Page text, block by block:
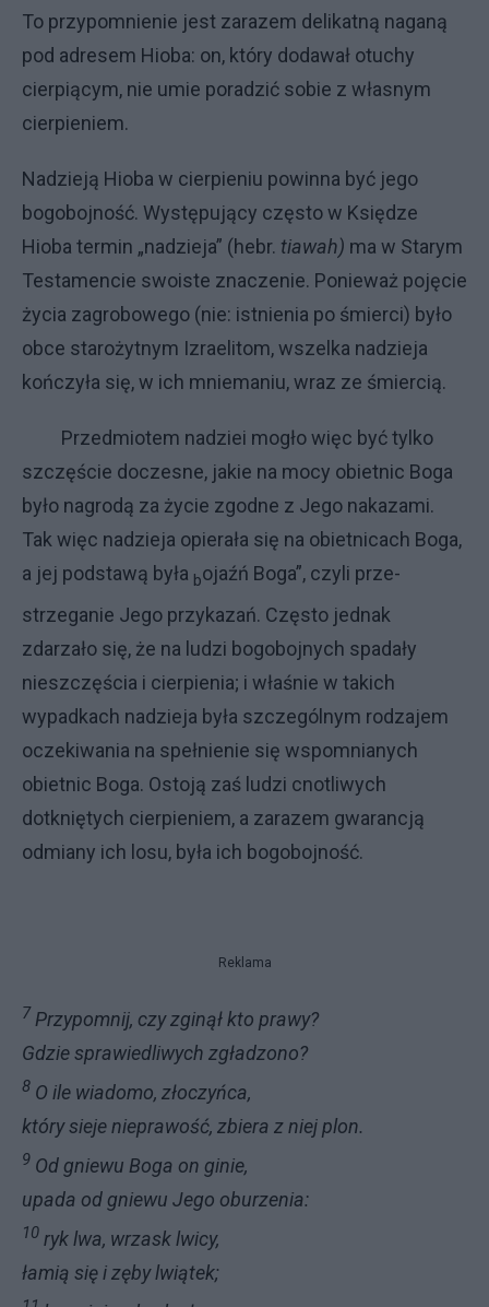
To przypom­nienie jest zarazem delikatną naganą
pod adresem Hioba: on, który dodawał otuchy
cierpiącym, nie umie poradzić sobie z własnym
cierpieniem.
Nadzieją Hioba w cierpieniu po­winna być jego
bogobojność. Wystę­pujący często w Księdze
Hioba termin „nadzieja” (hebr. tiawah) ma w Sta­rym
Testamencie swoiste znaczenie. Ponieważ pojęcie
życia zagrobowego (nie: istnienia po śmierci) było
obce starożytnym Izraelitom, wszelka na­dzieja
kończyła się, w ich mniemaniu, wraz ze śmiercią.
Przedmiotem na­dziei mogło więc być tylko
szczęście doczesne, jakie na mocy obietnic Boga
było nagrodą za życie zgodne z Jego nakazami.
Tak więc nadzieja opiera­ła się na obietnicach Boga,
a jej pod­stawą była bojaźń Boga”, czyli prze­
strzeganie Jego przykazań. Często jednak
zdarzało się, że na ludzi bogo­bojnych spadały
nieszczęścia i cier­pienia; i właśnie w takich
wypadkach nadzieja była szczególnym rodzajem
oczekiwania na spełnienie się wspom­nianych
obietnic Boga. Ostoją zaś lu­dzi cnotliwych
dotkniętych cierpie­niem, a zarazem gwarancją
odmiany ich losu, była ich bogobojność.
Reklama
7 Przypomnij, czy zginął kto prawy?
Gdzie sprawiedliwych zgładzono?
8 O ile wiadomo, złoczyńca,
który sieje nieprawość, zbiera z niej plon.
9 Od gniewu Boga on ginie,
upada od gniewu Jego oburzenia:
10 ryk lwa, wrzask lwicy,
łamią się i zęby lwiątek;